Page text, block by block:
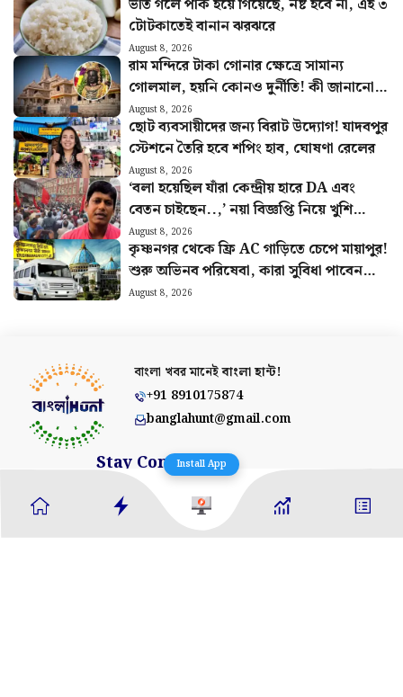
August 8, 2026
‘বলা হয়েছিল যাঁরা কেন্দ্রীয় হারে DA এবং
বেতন চাইছেন..,’ নয়া বিজ্ঞপ্তি নিয়ে খুশি
সংগ্রামী যৌথ মঞ্চ
August 8, 2026
কৃষ্ণনগর থেকে ফ্রি AC গাড়িতে চেপে মায়াপুর!
শুরু অভিনব পরিষেবা, কারা সুবিধা পাবেন
জানুন
August 8, 2026
বাংলা খবর মানেইবাংলা হান্ট!
+91 8910175874
banglahunt@gmail.com
Stay Connected
About UsContact UsAdvertise With Us
Terms & ConditionsEthics Policy
Correction PolicyEditorial Team
Copyright © 2025 Banglahunt Digital Media
Install App